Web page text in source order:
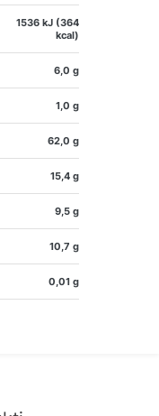
1536 kJ (364
kcal)
6,0 g
1,0 g
62,0 g
15,4 g
9,5 g
10,7 g
0,01 g